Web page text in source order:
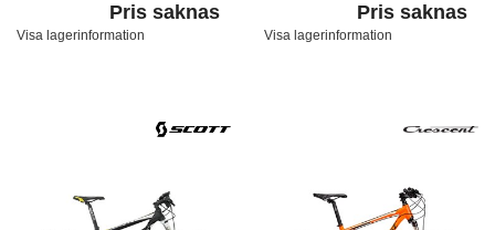
Pris saknas
Visa lagerinformation
Pris saknas
Visa lagerinformation